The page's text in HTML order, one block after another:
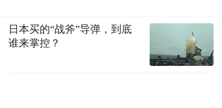
日本买的“战斧”导弹，到底
谁来掌控？